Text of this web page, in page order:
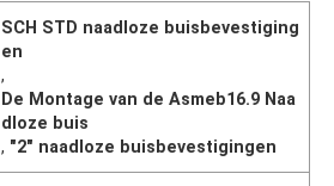
SCH STD naadloze buisbevestiging
en
,
De Montage van de Asmeb16.9 Naa
dloze buis
, "2" naadloze buisbevestigingen